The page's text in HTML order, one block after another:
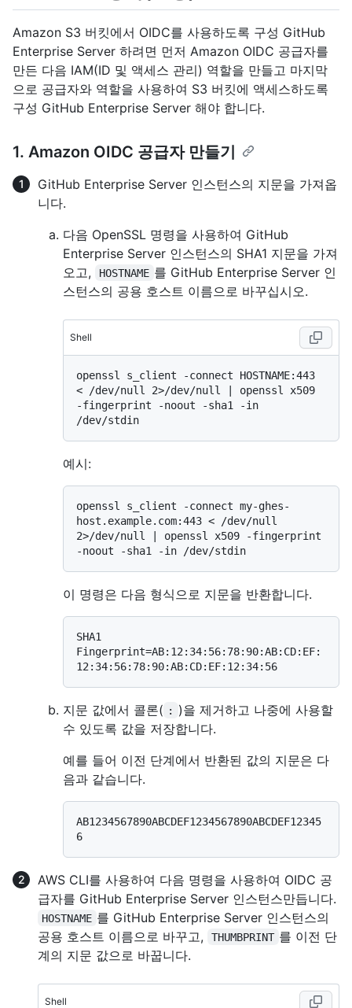
Amazon S3 버킷에서 OIDC를 사용하도록 구성 GitHub
Enterprise Server 하려면 먼저 Amazon OIDC 공급자를
만든 다음 IAM(ID 및 액세스 관리) 역할을 만들고 마지막
으로 공급자와 역할을 사용하여 S3 버킷에 액세스하도록
구성 GitHub Enterprise Server 해야 합니다.
1. Amazon OIDC 공급자 만들기
GitHub Enterprise Server 인스턴스의 지문을 가져옵
니다.
다음 OpenSSL 명령을 사용하여 GitHub
Enterprise Server 인스턴스의 SHA1 지문을 가져
오고,
HOSTNAME 를 GitHub Enterprise Server 인
스턴스의 공용 호스트 이름으로 바꾸십시오.
Shell
openssl s_client -connect HOSTNAME:443
< /dev/null 2>/dev/null | openssl x509
-fingerprint -noout -sha1 -in
예시:
openssl s_client -connect my-ghes-
host.example.com:443 < /dev/null
2>/dev/null | openssl x509 -fingerprint
이 명령은 다음 형식으로 지문을 반환합니다.
SHA1
Fingerprint=AB:12:34:56:78:90:AB:CD:EF:
지문 값에서 콜론( :
)을 제거하고 나중에 사용할
수 있도록 값을 저장합니다.
예를 들어 이전 단계에서 반환된 값의 지문은 다
음과 같습니다.
AB1234567890ABCDEF1234567890ABCDEF12345
AWS CLI를 사용하여 다음 명령을 사용하여 OIDC 공
급자를 GitHub Enterprise Server 인스턴스만듭니다.
HOSTNAME 를 GitHub Enterprise Server 인스턴스의
공용 호스트 이름으로 바꾸고,
THUMBPRINT 를 이전 단
계의 지문 값으로 바꿉니다.
Shell